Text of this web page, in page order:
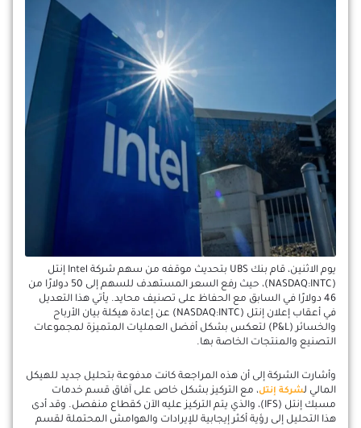
يوم الاثنين، قام بنك UBS بتحديث موقفه من سهم شركة Intel إنتل
(NASDAQ:INTC)، حيث رفع السعر المستهدف للسهم إلى 50 دولارًا من
46 دولارًا في السابق مع الحفاظ على تصنيف محايد. يأتي هذا التعديل
في أعقاب إعلان إنتل (NASDAQ:INTC) عن إعادة هيكلة بيان الأرباح
والخسائر (P&L) لتعكس بشكل أفضل العمليات المتميزة لمجموعات
التصنيع والمنتجات الخاصة بها.
وأشارت الشركة إلى أن هذه المراجعة كانت مدفوعة بتحليل جديد للهيكل
المالي لشركة إنتل، مع التركيز بشكل خاص على آفاق قسم خدمات
مسبك إنتل (IFS)، والذي يتم التركيز عليه الآن كقطاع منفصل. وقد أدى
هذا التحليل إلى رؤية أكثر إيجابية للإيرادات والهوامش المحتملة لقسم